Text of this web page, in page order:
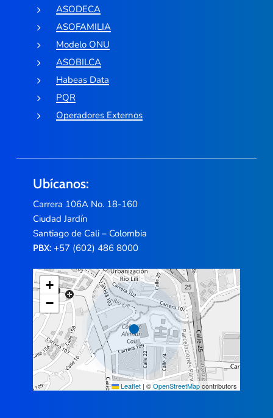
ASODECA
ASOFAMILIA
Modelo ONU
ASOBILCA
Habeas Data
PQR
Operadores Externos
Ubícanos:
Carrera 106A No. 18-160
Ciudad Jardín
Santiago de Cali – Colombia
PBX:+57 (602) 486 8000
+
−
Leaflet | ©OpenStreetMapcontributors